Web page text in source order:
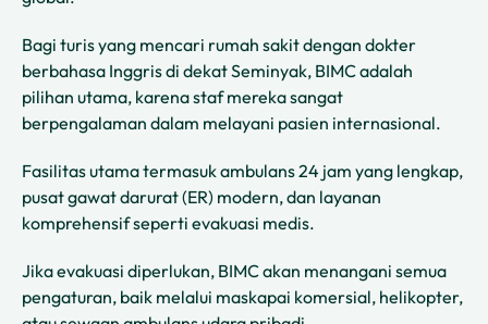
Bagi turis yang mencari rumah sakit dengan dokter
berbahasa Inggris di dekat Seminyak, BIMC adalah
pilihan utama, karena staf mereka sangat
berpengalaman dalam melayani pasien internasional.
Fasilitas utama termasuk ambulans 24 jam yang lengkap,
pusat gawat darurat (ER) modern, dan layanan
komprehensif seperti evakuasi medis.
Jika evakuasi diperlukan, BIMC akan menangani semua
pengaturan, baik melalui maskapai komersial, helikopter,